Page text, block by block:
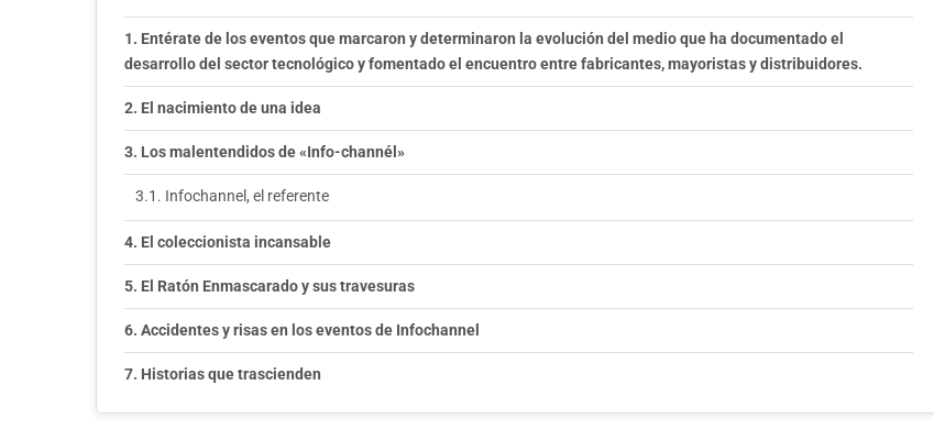
Entérate de los eventos que marcaron y determinaron la evolución del medio que ha documentado el
desarrollo del sector tecnológico y fomentado el encuentro entre fabricantes, mayoristas y distribuidores.
El nacimiento de una idea
Los malentendidos de «Info-channél»
Infochannel, el referente
El coleccionista incansable
El Ratón Enmascarado y sus travesuras
Accidentes y risas en los eventos de Infochannel
Historias que trascienden